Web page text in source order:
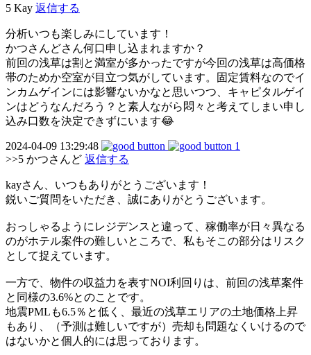
5 Kay 返信する
分析いつも楽しみにしています！
かつさんどさん何口申し込まれますか？
前回の浅草は割と満室が多かったですが今回の浅草は高価格
帯のためか空室が目立つ気がしています。固定賃料なのでイ
ンカムゲインには影響ないかなと思いつつ、キャピタルゲイ
ンはどうなんだろう？と素人ながら悶々と考えてしまい申し
込み口数を決定できずにいます😂
2024-04-09 13:29:48
1
>>5 かつさんど 返信する
kayさん、いつもありがとうございます！
鋭いご質問をいただき、誠にありがとうございます。
おっしゃるようにレジデンスと違って、稼働率が日々異なる
のがホテル案件の難しいところで、私もそこの部分はリスク
として捉えています。
一方で、物件の収益力を表すNOI利回りは、前回の浅草案件
と同様の3.6%とのことです。
地震PMLも6.5％と低く、最近の浅草エリアの土地価格上昇
もあり、（予測は難しいですが）売却も問題なくいけるので
はないかと個人的には思っております。